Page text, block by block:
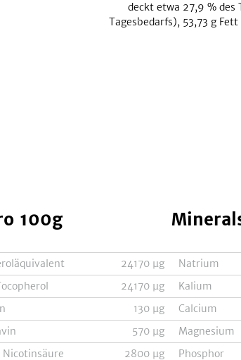
deckt etwa 27,9 % des
Tagesbedarfs), 53,73 g Fett
100g
24170 µg
24170 µg
130 µg
570 µg
2800 µg
Natrium
Kalium
Calcium
Magnesium
Phosphor